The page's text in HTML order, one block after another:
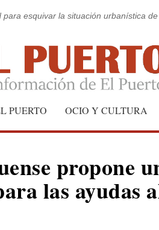
para esquivar la situación urbanística
PUERTO OCIO Y CULTURA
propone
las ayudas